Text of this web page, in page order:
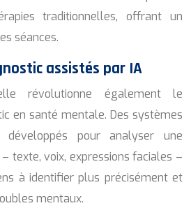
traditionnelles, offrant un
séances.
assistés par IA
révolutionne également le
en santé mentale. Des systèmes
pour analyser une
texte, voix, expressions faciales –
à identifier plus précisément et
mentaux.